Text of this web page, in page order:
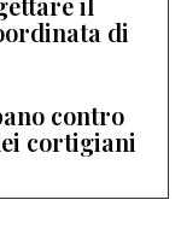
di
contro
cortigiani